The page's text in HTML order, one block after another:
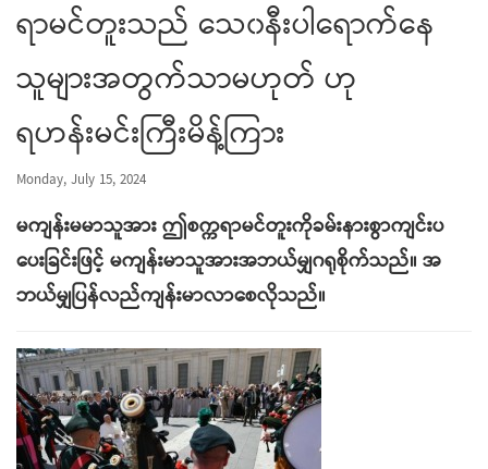
ရာမင်တူးသည် သေ၀နီးပါရောက်နေ
သူများအတွက်သာမဟုတ် ဟု
ရဟန်းမင်းကြီးမိန့်ကြား
Monday, July 15, 2024
မကျန်းမမာသူအား ဤစက္ကရာမင်တူးကိုခမ်းနားစွာကျင်းပ
ပေးခြင်းဖြင့် မကျန်းမာသူအားအဘယ်မျှဂရုစိုက်သည်။ အ
ဘယ်မျှပြန်လည်ကျန်းမာလာစေလိုသည်။